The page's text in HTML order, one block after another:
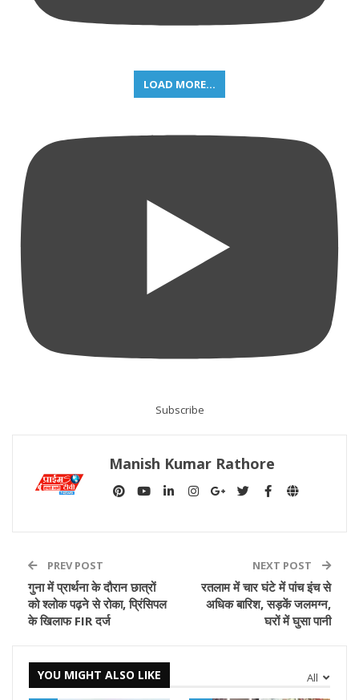
LOAD MORE...
Subscribe
Manish Kumar Rathore
PREV POST
गुना में प्रार्थना के दौरान छात्रों
को श्लोक पढ़ने से रोका, प्रिंसिपल
के खिलाफ FIR दर्ज
NEXT POST
रतलाम में चार घंटे में पांच इंच से
अध‍िक बारिश, सड़कें जलमग्न,
घरों में घुसा पानी
All
YOU MIGHT ALSO LIKE